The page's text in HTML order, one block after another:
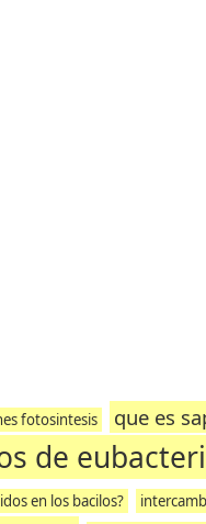
fotosintesis que es
de
en los bacilos?